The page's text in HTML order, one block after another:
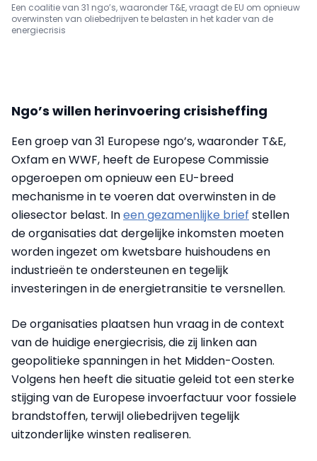
Een coalitie van 31 ngo’s, waaronder T&E, vraagt de EU om opnieuw
overwinsten van oliebedrijven te belasten in het kader van de
energiecrisis
Ngo’s willen herinvoering crisisheffing
Een groep van 31 Europese ngo’s, waaronder T&E,
Oxfam en WWF, heeft de Europese Commissie
opgeroepen om opnieuw een EU-breed
mechanisme in te voeren dat overwinsten in de
oliesector belast. Ineen gezamenlijke brief stellen
de organisaties dat dergelijke inkomsten moeten
worden ingezet om kwetsbare huishoudens en
industrieën te ondersteunen en tegelijk
investeringen in de energietransitie te versnellen.
De organisaties plaatsen hun vraag in de context
van de huidige energiecrisis, die zij linken aan
geopolitieke spanningen in het Midden-Oosten.
Volgens hen heeft die situatie geleid tot een sterke
stijging van de Europese invoerfactuur voor fossiele
brandstoffen, terwijl oliebedrijven tegelijk
uitzonderlijke winsten realiseren.